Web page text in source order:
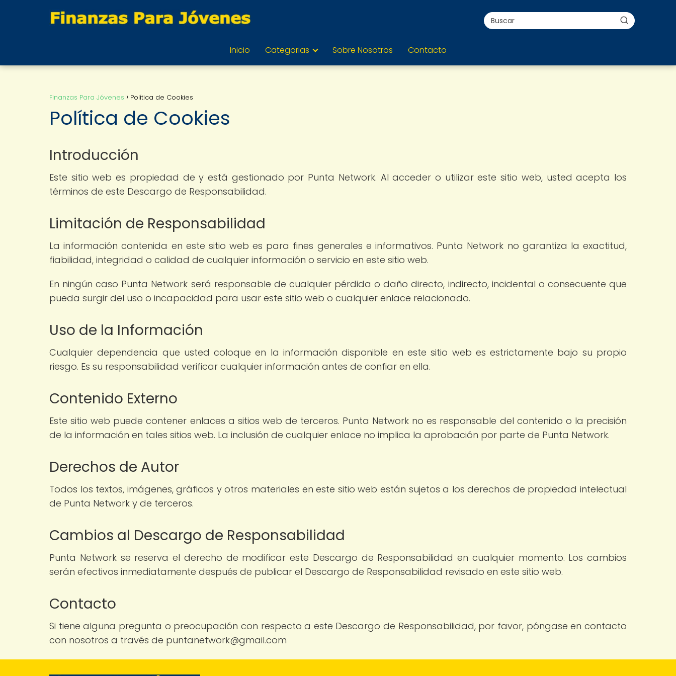
Inicio Categorias Sobre Nosotros Contacto
Finanzas Para Jóvenes Política de Cookies
Política de Cookies
Introducción
Este sitio web es propiedad de y está gestionado por Punta Network. Al acceder o utilizar este sitio web, usted acepta los
términos de este Descargo de Responsabilidad.
Limitación de Responsabilidad
La información contenida en este sitio web es para fines generales e informativos. Punta Network no garantiza la exactitud,
fiabilidad, integridad o calidad de cualquier información o servicio en este sitio web.
En ningún caso Punta Network será responsable de cualquier pérdida o daño directo, indirecto, incidental o consecuente que
pueda surgir del uso o incapacidad para usar este sitio web o cualquier enlace relacionado.
Uso de la Información
Cualquier dependencia que usted coloque en la información disponible en este sitio web es estrictamente bajo su propio
riesgo. Es su responsabilidad verificar cualquier información antes de confiar en ella.
Contenido Externo
Este sitio web puede contener enlaces a sitios web de terceros. Punta Network no es responsable del contenido o la precisión
de la información en tales sitios web. La inclusión de cualquier enlace no implica la aprobación por parte de Punta Network.
Derechos de Autor
Todos los textos, imágenes, gráficos y otros materiales en este sitio web están sujetos a los derechos de propiedad intelectual
de Punta Network y de terceros.
Cambios al Descargo de Responsabilidad
Punta Network se reserva el derecho de modificar este Descargo de Responsabilidad en cualquier momento. Los cambios
serán efectivos inmediatamente después de publicar el Descargo de Responsabilidad revisado en este sitio web.
Contacto
Si tiene alguna pregunta o preocupación con respecto a este Descargo de Responsabilidad, por favor, póngase en contacto
con nosotros a través de puntanetwork@gmail.com